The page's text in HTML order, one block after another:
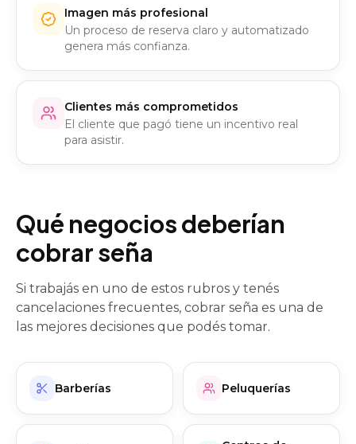
Imagen más profesional
Un proceso de reserva claro y automatizado
genera más confianza.
Clientes más comprometidos
El cliente que pagó tiene un incentivo real
para asistir.
Qué negocios deberían
cobrar seña
Si trabajás en uno de estos rubros y tenés
cancelaciones frecuentes, cobrar seña es una de
las mejores decisiones que podés tomar.
Barberías Peluquerías